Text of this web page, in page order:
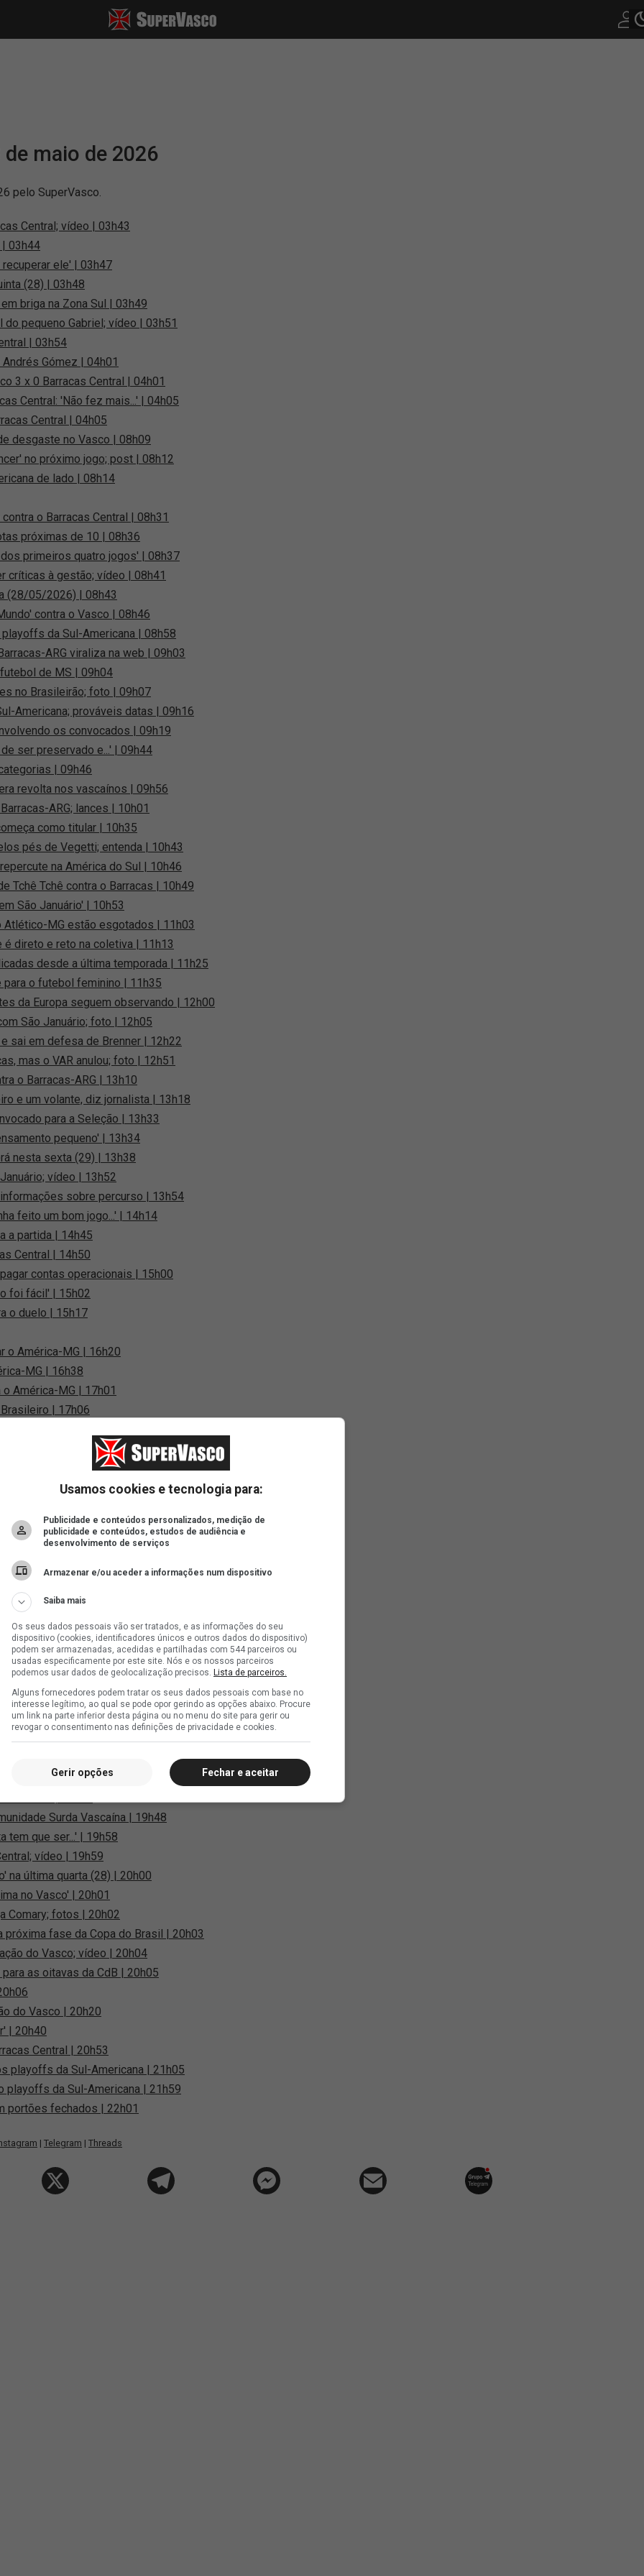
maio de 2026
pelo SuperVasco.
Central; vídeo | 03h43
| 03h44
recuperar ele' | 03h47
(28) | 03h48
briga na Zona Sul | 03h49
pequeno Gabriel; vídeo | 03h51
| 03h54
Gómez | 04h01
3 x 0 Barracas Central | 04h01
Central: 'Não fez mais...' | 04h05
Central | 04h05
desgaste no Vasco | 08h09
no próximo jogo; post | 08h12
de lado | 08h14
o Barracas Central | 08h31
próximas de 10 | 08h36
dos primeiros quatro jogos' | 08h37
críticas à gestão; vídeo | 08h41
(28/05/2026) | 08h43
contra o Vasco | 08h46
da Sul-Americana | 08h58
ARG viraliza na web | 09h03
de MS | 09h04
no Brasileirão; foto | 09h07
Americana; prováveis datas | 09h16
os convocados | 09h19
ser preservado e...' | 09h44
| 09h46
revolta nos vascaínos | 09h56
ARG; lances | 10h01
como titular | 10h35
pés de Vegetti; entenda | 10h43
na América do Sul | 10h46
Tchê Tchê contra o Barracas | 10h49
São Januário' | 10h53
Atlético-MG estão esgotados | 11h03
direto e reto na coletiva | 11h13
desde a última temporada | 11h25
para o futebol feminino | 11h35
da Europa seguem observando | 12h00
São Januário; foto | 12h05
sai em defesa de Brenner | 12h22
mas o VAR anulou; foto | 12h51
o Barracas-ARG | 13h10
e um volante, diz jornalista | 13h18
para a Seleção | 13h33
pequeno' | 13h34
nesta sexta (29) | 13h38
vídeo | 13h52
sobre percurso | 13h54
feito um bom jogo...' | 14h14
a partida | 14h45
Central | 14h50
contas operacionais | 15h00
foi fácil' | 15h02
o duelo | 15h17
o América-MG | 16h20
MG | 16h38
América-MG | 17h01
| 17h06
da Colina | 17h07
'União das torcidas...' | 17h11
no Carioca | 17h13
noite de vitória' | 17h18
Barbosa; vídeo | 17h30
| 17h42
MG | 17h44
revela | 17h48
fotos | 17h49
o América-MG | 17h52
| 17h55
| 18h30
comemorando o gol; fotos | 18h44
bater o pênalti | 18h47
| 19h01
MG | 19h05
| 19h16
Surda Vascaína | 19h48
tem que ser...' | 19h58
vídeo | 19h59
na última quarta (28) | 20h00
no Vasco' | 20h01
Comary; fotos | 20h02
próxima fase da Copa do Brasil | 20h03
do Vasco; vídeo | 20h04
as oitavas da CdB | 20h05
do Vasco | 20h20
| 20h40
Central | 20h53
playoffs da Sul-Americana | 21h05
playoffs da Sul-Americana | 21h59
portões fechados | 22h01
| Telegram | Threads
Usamos cookies e tecnologia para:
Publicidade e conteúdos personalizados, medição de
publicidade e conteúdos, estudos de audiência e
desenvolvimento de serviços
Armazenar e/ou aceder a informações num dispositivo
Saiba mais
Os seus dados pessoais vão ser tratados, e as informações do seu
dispositivo (cookies, identificadores únicos e outros dados do dispositivo)
podem ser armazenadas, acedidas e partilhadas com 544 parceiros ou
usadas especificamente por este site. Nós e os nossos parceiros
podemos usar dados de geolocalização precisos. Lista de parceiros.
Alguns fornecedores podem tratar os seus dados pessoais com base no
interesse legítimo, ao qual se pode opor gerindo as opções abaixo. Procure
um link na parte inferior desta página ou no menu do site para gerir ou
revogar o consentimento nas definições de privacidade e cookies.
Fechar e aceitar
Gerir opções